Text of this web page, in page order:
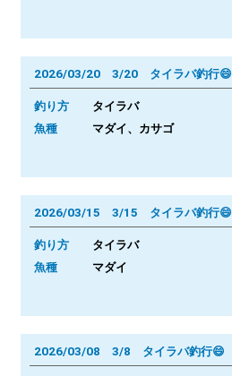
2026/03/20 3/20 タイラバ釣行😄
釣り方 タイラバ
魚種 マダイ、カサゴ
2026/03/15 3/15 タイラバ釣行😄
釣り方 タイラバ
魚種 マダイ
2026/03/08 3/8 タイラバ釣行😄